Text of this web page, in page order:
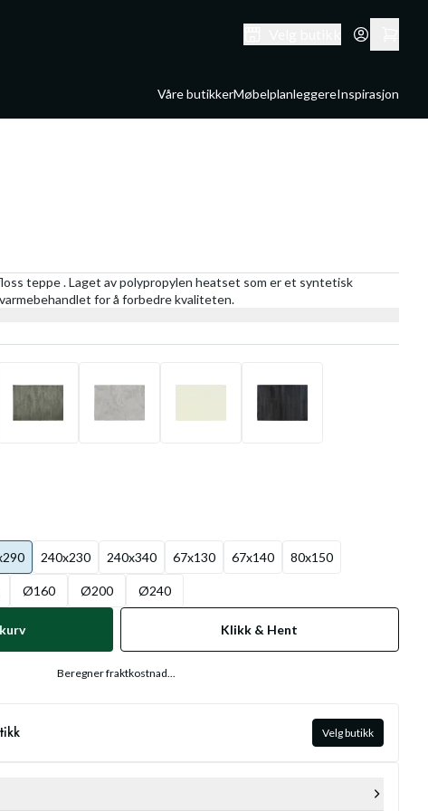
Våre butikkerMøbelplanleggereInspirasjon
teppe . Laget av polypropylen heatset som er et syntetisk
for å forbedre kvaliteten.
240x230 240x340 67x130 67x140 80x150
Ø160 Ø200 Ø240
Klikk & Hent
Beregner fraktkostnad...
Velg butikk